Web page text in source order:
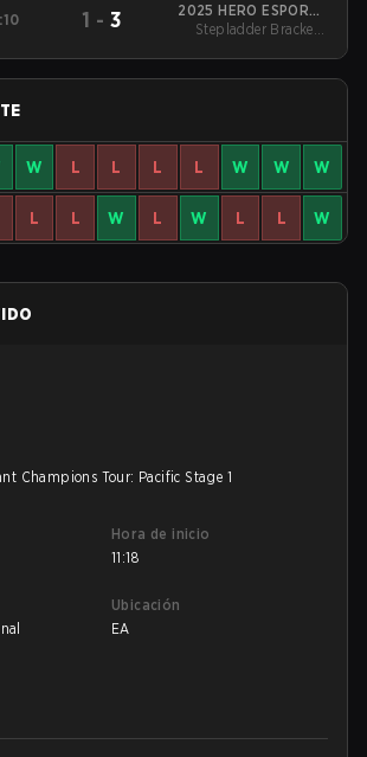
1 - 3
2025 HERO ESPORTS
Asian Champions
Stepladder Bracket -
W L L L L W W W
L L W L W L L W
Champions Tour: Pacific Stage 1
Hora de inicio
11:18
Ubicación
EA